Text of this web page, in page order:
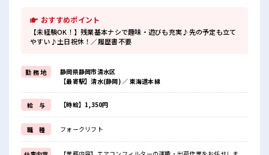
おすすめポイント
【未経験OK！】残業基本ナシで趣味・遊びも充実♪先の予定も立て
やすい♪土日祝休！／履歴書不要
勤 務 地
静岡県静岡市清水区
【最寄駅】清水(静岡) ／ 東海道本線
給 与 【時給】1,350円
職 種 フォークリフト